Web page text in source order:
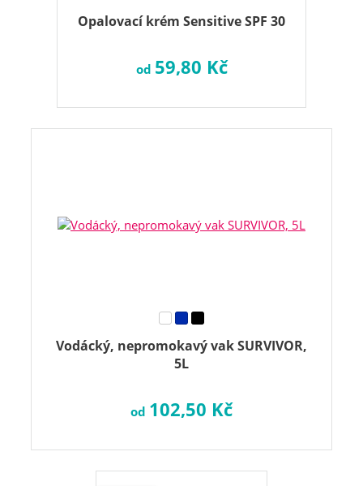
Opalovací krém Sensitive SPF 30
od 59,80 Kč
Vodácký, nepromokavý vak SURVIVOR,
5L
od 102,50 Kč